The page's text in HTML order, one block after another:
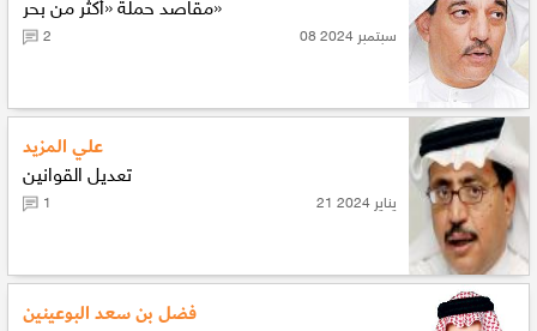
مقاصد حملة «أكثر من بحر»
08 سبتمبر 2024 2
علي المزيد
تعديل القوانين
21 يناير 2024 1
فضل بن سعد البوعينين